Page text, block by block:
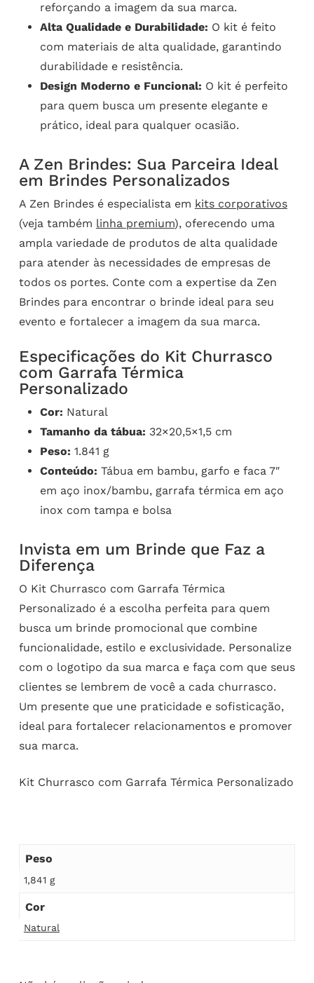
reforçando a imagem da sua marca.
Alta Qualidade e Durabilidade: O kit é feito
com materiais de alta qualidade, garantindo
durabilidade e resistência.
Design Moderno e Funcional: O kit é perfeito
para quem busca um presente elegante e
prático, ideal para qualquer ocasião.
A Zen Brindes: Sua Parceira Ideal
em Brindes Personalizados
A Zen Brindes é especialista em kits corporativos
(veja também linha premium), oferecendo uma
ampla variedade de produtos de alta qualidade
para atender às necessidades de empresas de
todos os portes. Conte com a expertise da Zen
Brindes para encontrar o brinde ideal para seu
evento e fortalecer a imagem da sua marca.
Especificações do Kit Churrasco
com Garrafa Térmica
Personalizado
Cor: Natural
Tamanho da tábua: 32×20,5×1,5 cm
Peso: 1.841 g
Conteúdo: Tábua em bambu, garfo e faca 7″
em aço inox/bambu, garrafa térmica em aço
inox com tampa e bolsa
Invista em um Brinde que Faz a
Diferença
O Kit Churrasco com Garrafa Térmica
Personalizado é a escolha perfeita para quem
busca um brinde promocional que combine
funcionalidade, estilo e exclusividade. Personalize
com o logotipo da sua marca e faça com que seus
clientes se lembrem de você a cada churrasco.
Um presente que une praticidade e sofisticação,
ideal para fortalecer relacionamentos e promover
sua marca.
Kit Churrasco com Garrafa Térmica Personalizado
Peso
1,841 g
Cor
Natural